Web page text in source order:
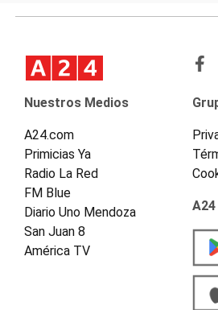
Nuestros Medios
A24.com
Primicias Ya
Radio La Red
FM Blue
Diario Uno Mendoza
San Juan 8
América TV